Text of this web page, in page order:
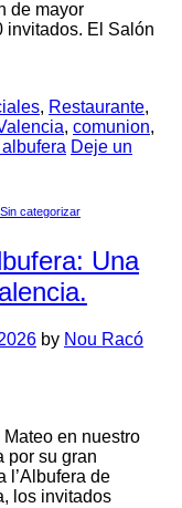
de mayor
invitados. El Salón
, Restaurante,
, comunion,
Deje un
Sin categorizar
Una
by Nou Racó
en nuestro
por su gran
l’Albufera de
los invitados